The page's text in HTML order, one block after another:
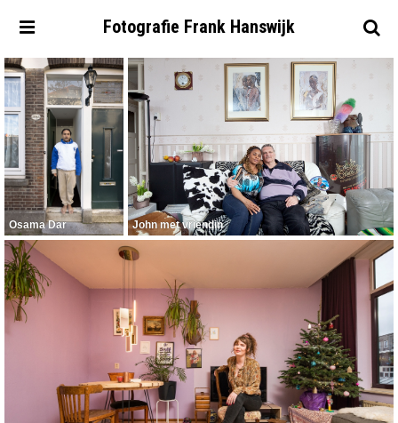
Fotografie Frank Hanswijk
Osama Dar John met vriendin